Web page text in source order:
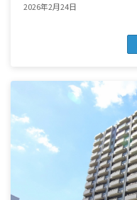
2026年2月24日